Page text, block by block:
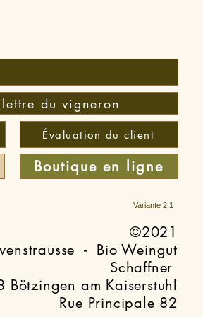
du vigneron
Évaluation du client
Boutique en ligne
Variante 2.1
©2021
- Bio Weingut
Schaffner
Bötzingen am Kaiserstuhl
Rue Principale 82